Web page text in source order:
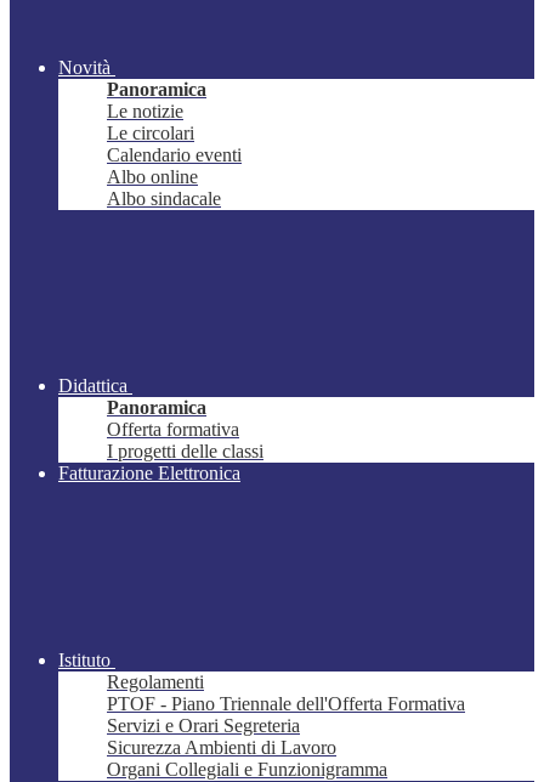
Novità
Panoramica
Le notizie
Le circolari
Calendario eventi
Albo online
Albo sindacale
Didattica
Panoramica
Offerta formativa
I progetti delle classi
Fatturazione Elettronica
Istituto
Regolamenti
PTOF - Piano Triennale dell'Offerta Formativa
Servizi e Orari Segreteria
Sicurezza Ambienti di Lavoro
Organi Collegiali e Funzionigramma